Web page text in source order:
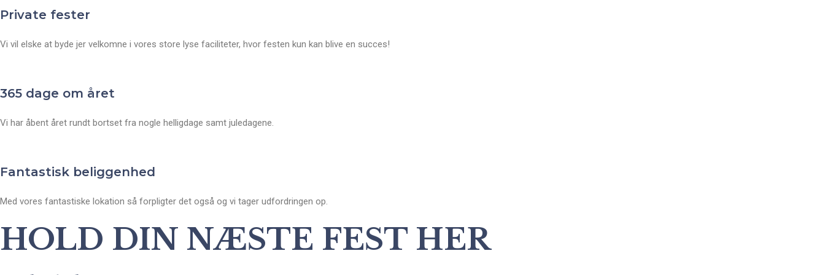
Private fester
Vi vil elske at byde jer velkomne i vores store lyse faciliteter, hvor festen kun kan blive en succes!
365 dage om året
Vi har åbent året rundt bortset fra nogle helligdage samt juledagene.
Fantastisk beliggenhed
Med vores fantastiske lokation så forpligter det også og vi tager udfordringen op.
HOLD DIN NÆSTE FEST HER